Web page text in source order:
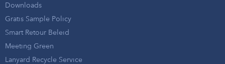
Downloads
Gratis Sample Policy
Smart Retour Beleid
Meeting Green
Lanyard Recycle Service